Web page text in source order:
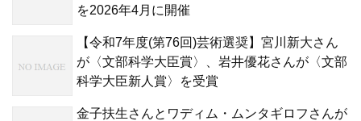
を2026年4月に開催
【令和7年度(第76回)芸術選奨】宮川新大さん
が〈文部科学大臣賞〉、岩井優花さんが〈文部
科学大臣新人賞〉を受賞
金子扶生さんとワディム・ムンタギロフさんが